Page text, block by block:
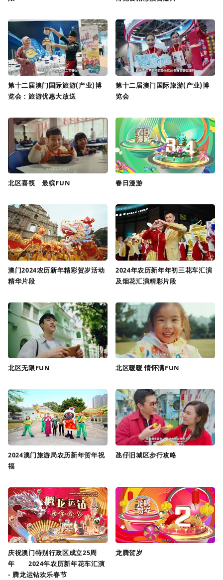
第十二届澳门国际旅游(产业)博
览会：旅游优惠大放送
第十二届澳门国际旅游(产业)博
览会
北区喜筷 最缤FUN 春日漫游
澳门2024农历新年精彩贺岁活动
精华片段
2024年农历新年年初三花车汇演
及烟花汇演精彩片段
北区无限FUN 北区暖暖 情怀满FUN
2024澳门旅游局农历新年贺年祝
福
氹仔旧城区步行攻略
庆祝澳门特别行政区成立25周
年 2024年农历新年花车汇演
- 腾龙运钻欢乐春节
龙腾贺岁